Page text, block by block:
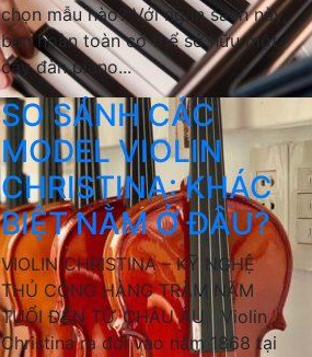
chọn mẫu nào? Với ngân sách này,
bạn hoàn toàn có thể sở hữu một
cây đàn piano...
SO SÁNH CÁC
MODEL VIOLIN
CHRISTINA: KHÁC
BIỆT NẰM Ở ĐÂU?
VIOLIN CHRISTINA – KỸ NGHỆ
THỦ CÔNG HÀNG TRĂM NĂM
TUỔI ĐẾN TỪ CHÂU ÂU Violin
Christina ra đời vào năm 1868 tại